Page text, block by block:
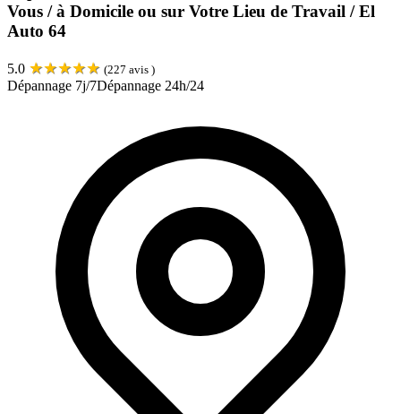
Vous / à Domicile ou sur Votre Lieu de Travail / El
Auto 64
5.0 ★★★★★ (227 avis )
Dépannage 7j/7Dépannage 24h/24